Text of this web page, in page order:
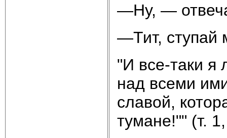
—Ну, —
—Тит, ступай
"И все-таки я
над всеми
славой,
тумане!"" (т.